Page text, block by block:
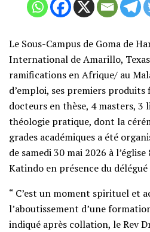
Le Sous-Campus de Goma de
International de Amarillo, Texas
ramifications en Afrique/ au
d’emploi, ses premiers produits
docteurs en thèse, 4 masters, 3
théologie pratique, dont la
grades académiques a été
de samedi 30 mai 2026 à
Katindo en présence du
“ C’est un moment spirituel et
l’aboutissement d’une
indiqué après collation, le Rev